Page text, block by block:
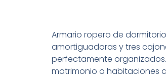
Armario ropero de
amortiguadoras y tres
perfectamente
matrimonio o habitaciones